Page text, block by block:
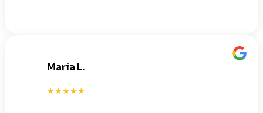
María L.
★★★★★